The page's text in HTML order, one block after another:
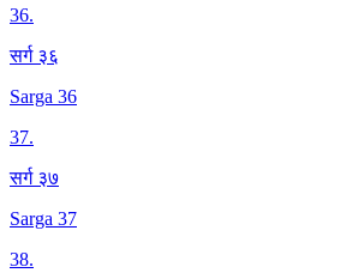
36.
सर्ग ३६
Sarga 36
37.
सर्ग ३७
Sarga 37
38.